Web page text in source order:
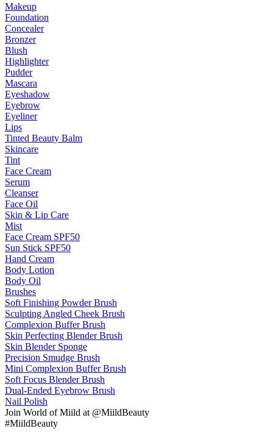
Makeup
Foundation
Concealer
Bronzer
Blush
Highlighter
Pudder
Mascara
Eyeshadow
Eyebrow
Eyeliner
Lips
Tinted Beauty Balm
Skincare
Tint
Face Cream
Serum
Cleanser
Face Oil
Skin & Lip Care
Mist
Face Cream SPF50
Sun Stick SPF50
Hand Cream
Body Lotion
Body Oil
Brushes
Soft Finishing Powder Brush
Sculpting Angled Cheek Brush
Complexion Buffer Brush
Skin Perfecting Blender Brush
Skin Blender Sponge
Precision Smudge Brush
Mini Complexion Buffer Brush
Soft Focus Blender Brush
Dual-Ended Eyebrow Brush
Nail Polish
Join World of Miild at @MiildBeauty
#MiildBeauty